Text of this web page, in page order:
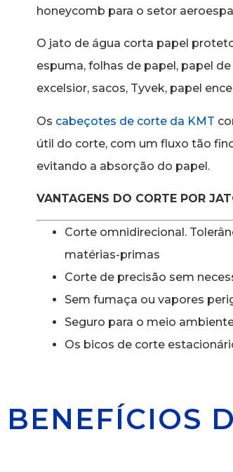
honeycomb para o setor
O jato de água corta papel
espuma, folhas de papel, papel
excelsior, sacos, Tyvek, papel
Os cabeçotes de corte da KMT
útil do corte, com um fluxo tão
evitando a absorção do papel.
VANTAGENS DO CORTE POR
Corte omnidirecional.
matérias-primas
Corte de precisão sem
Sem fumaça ou vapores
Seguro para o meio
Os bicos de corte
BENEFÍCIOS